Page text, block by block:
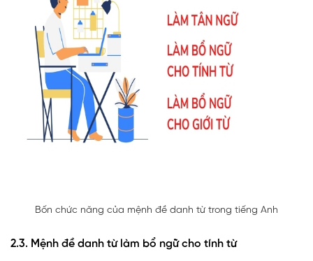
Bốn chức năng của mệnh đề danh từ trong tiếng Anh
2.3. Mệnh đề danh từ làm bổ ngữ cho tính từ